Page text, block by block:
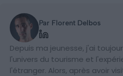
Par Florent Delbos
Depuis ma jeunesse, j'ai
l'univers du tourisme et
l'étranger. Alors, après avoir